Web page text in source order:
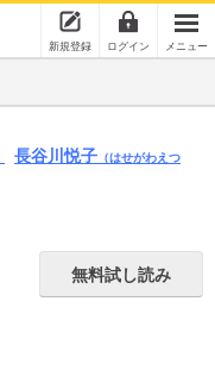
新規登録 ログイン メニュー
長谷川悦子 （はせがわえつ
無料試し読み